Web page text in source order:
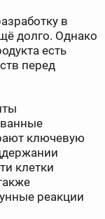
в
долго. Однако
есть
перед
ключевую
клетки
реакции